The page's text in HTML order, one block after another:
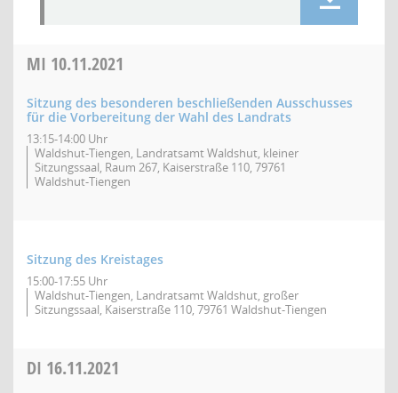
MI 10.11.2021
Sitzung des besonderen beschließenden Ausschusses
für die Vorbereitung der Wahl des Landrats
13:15-14:00 Uhr
Waldshut-Tiengen, Landratsamt Waldshut, kleiner
Sitzungssaal, Raum 267, Kaiserstraße 110, 79761
Waldshut-Tiengen
Sitzung des Kreistages
15:00-17:55 Uhr
Waldshut-Tiengen, Landratsamt Waldshut, großer
Sitzungssaal, Kaiserstraße 110, 79761 Waldshut-Tiengen
DI 16.11.2021